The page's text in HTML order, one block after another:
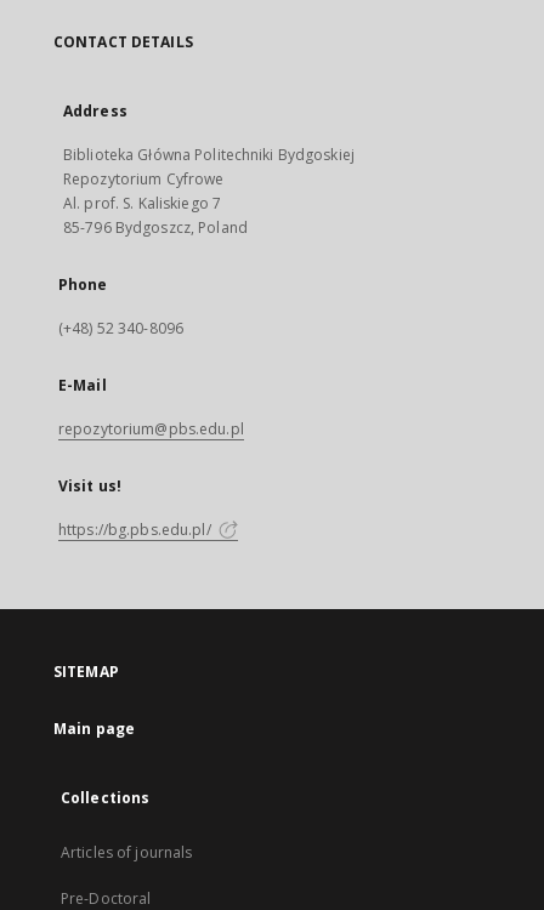
CONTACT DETAILS
Address
Biblioteka Główna Politechniki Bydgoskiej
Repozytorium Cyfrowe
Al. prof. S. Kaliskiego 7
85-796 Bydgoszcz, Poland
Phone
(+48) 52 340-8096
E-Mail
repozytorium@pbs.edu.pl
Visit us!
https://bg.pbs.edu.pl/
SITEMAP
Main page
Collections
Articles of journals
Pre-Doctoral